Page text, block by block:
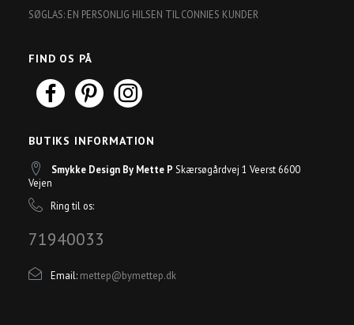
SØGLAS: EN PERSONLIG HILSEN TIL CONNIES KUNDER
FIND OS PÅ
BUTIKS INFORMATION
Smykke Design By Mette P Skærsøgårdvej 1 Veerst 6600
Vejen
Ring til os:
71940033
Email: mettep@bymettep.dk